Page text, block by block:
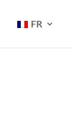
FR